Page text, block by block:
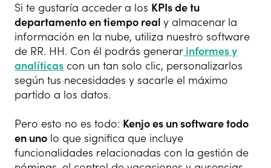
Si te gustaría acceder a los KPIs de tu
departamento en tiempo real y almacenar la
información en la nube, utiliza nuestro software
de RR. HH. Con él podrás generar informes y
analíticas con un tan solo clic, personalizarlos
según tus necesidades y sacarle el máximo
partido a los datos.
Pero esto no es todo: Kenjo es un software todo
en uno lo que significa que incluye
funcionalidades relacionadas con la gestión de